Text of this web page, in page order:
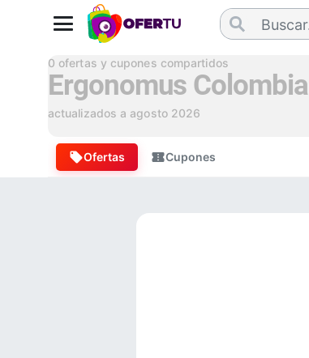
0 ofertas y cupones compartidos
Ergonomus Colombia
actualizados a agosto 2026
Ofertas Cupones